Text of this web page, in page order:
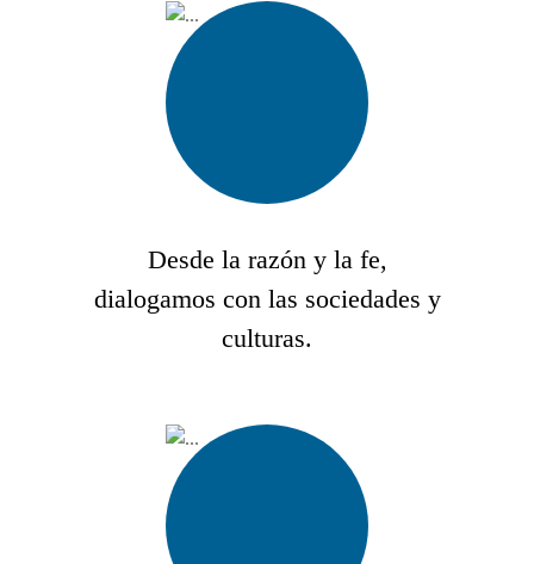
Desde la razón y la fe,
dialogamos con las sociedades y
culturas.